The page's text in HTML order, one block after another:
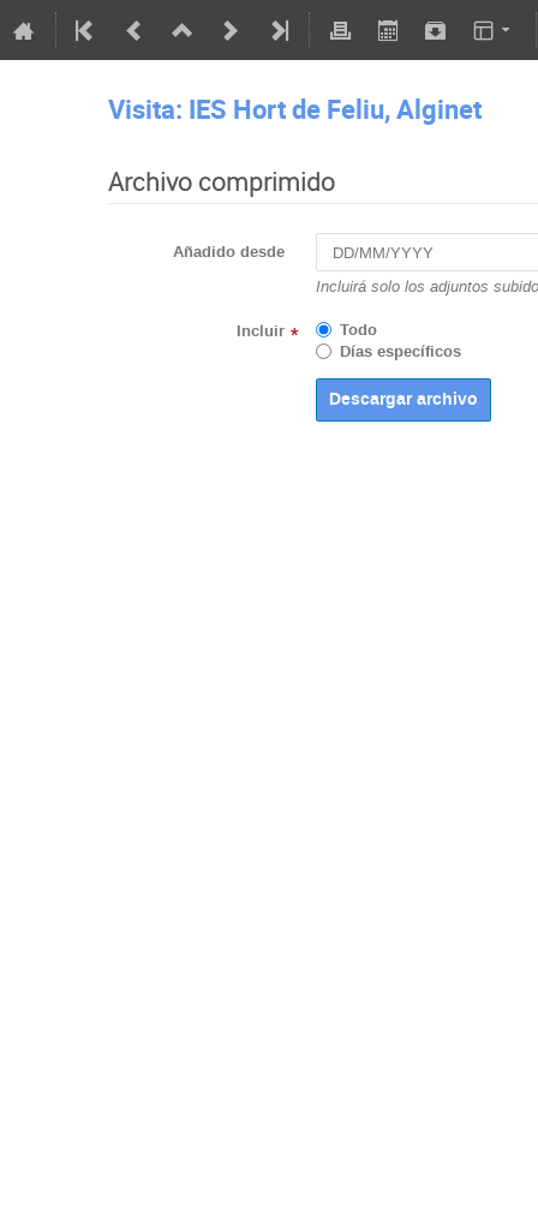
Visita: IES Hort de Feliu, Alginet
Archivo comprimido
Añadido desde
Incluirá solo los adjuntos
Incluir *
Todo
Días específicos